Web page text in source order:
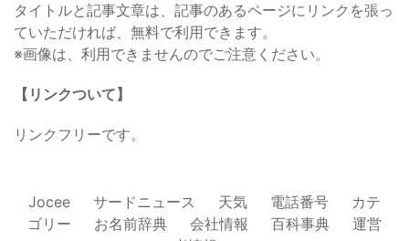
タイトルと記事文章は、記事のあるページにリンクを張っ
ていただければ、無料で利用できます。
※画像は、利用できませんのでご注意ください。
【リンクついて】
リンクフリーです。
Jocee サードニュース 天気 電話番号
カテ
ゴリー
お名前辞典 会社情報 百科事典
運営